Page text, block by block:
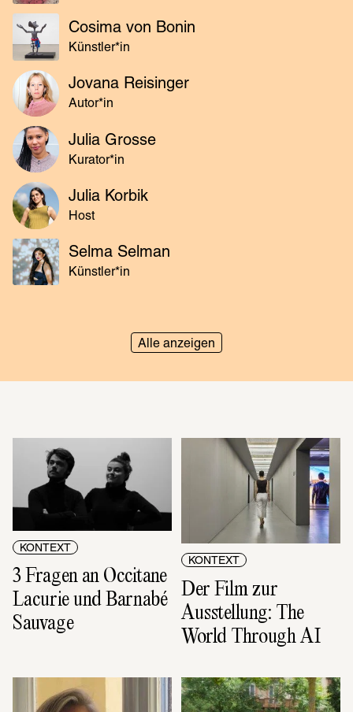
Cosima von Bonin
Künstler*in
Jovana Reisinger
Autor*in
Julia Grosse
Kurator*in
Julia Korbik
Host
Selma Selman
Künstler*in
Alle anzeigen
KONTEXT
3 Fragen an Occitane
Lacurie und Barnabé
Sauvage
KONTEXT
Der Film zur
Ausstellung: The
World Through AI